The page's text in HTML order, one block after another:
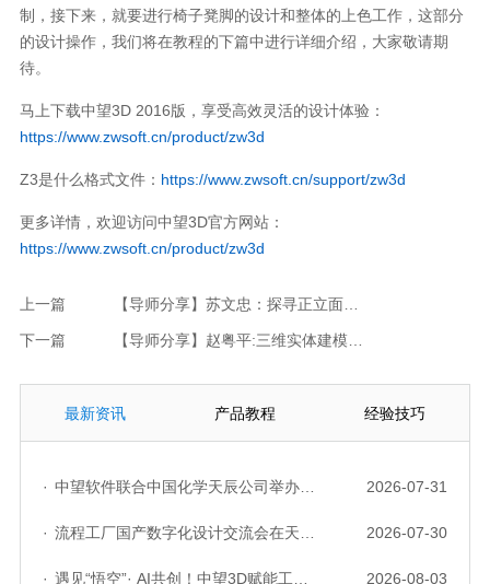
制，接下来，就要进行椅子凳脚的设计和整体的上色工作，这部分
的设计操作，我们将在教程的下篇中进行详细介绍，大家敬请期
待。
马上下载中望3D 2016版，享受高效灵活的设计体验：
https://www.zwsoft.cn/product/zw3d
Z3是什么格式文件： https://www.zwsoft.cn/support/zw3d
更多详情，欢迎访问中望3D官方网站：
https://www.zwsoft.cn/product/zw3d
上一篇 【导师分享】苏文忠：探寻正立面体与球形镂空图案的关系与建模技巧
下一篇 【导师分享】赵粤平:三维实体建模的入门学习--制作骰子
最新资讯 产品教程 经验技巧
· 中望软件联合中国化学天辰公司举办“走进标杆企业”研讨会，共探流程工业数字化创新实践 2026-07-31
· 流程工厂国产数字化设计交流会在天津召开，中望自主CAD底座助力行业数字化转型实践获广泛关注 2026-07-30
· 遇见“悟空”· AI共创！中望3D赋能工业设计国产化与AI创新升级 2026-08-03